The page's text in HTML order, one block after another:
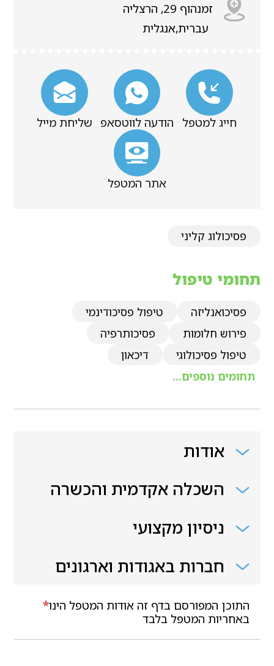
זמנהוף 29, הרצליה
עברית,אנגלית
חייג למטפל הודעה לווטסאפ שליחת מייל
אתר המטפל
פסיכולוג קליני
תחומי טיפול
פסיכואנליזה
טיפול פסיכודינמי
פירוש חלומות
פסיכותרפיה
טיפול פסיכולוגי
דיכאון
תחומים נוספים...
אודות
השכלה אקדמית והכשרה
ניסיון מקצועי
חברות באגודות וארגונים
*התוכן המפורסם בדף זה אודות המטפל הינו
באחריות המטפל בלבד